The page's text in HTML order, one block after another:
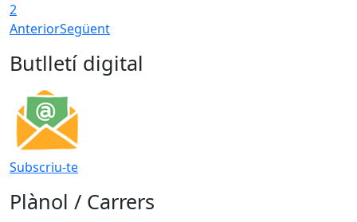
2
AnteriorSegüent
Butlletí digital
Subscriu-te
Plànol / Carrers